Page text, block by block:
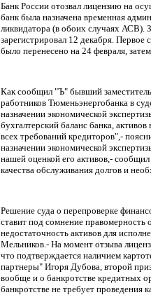
Банк России отозвал лицензию на
банк была назначена временная
ликвидатора (в обоих случаях АСВ).
зарегистрировал 12 декабря. Первое
было перенесено на 24 февраля,
Как сообщил "Ъ" бывший
работников Тюменьэнергобанка в
назначении экономической
бухгалтерский баланс банка,
всех требований кредиторов",-
назначении экономической
нашей оценкой его активов,-
качества обслуживания долгов и
Решение суда о перепроверке
ставит под сомнение
недостаточность активов для
Мельников.- На момент отзыва
что подтверждается наличием
партнеры" Игоря Дубова, второй
вообще и о банкротстве кредитных
банкротстве не требует проведения